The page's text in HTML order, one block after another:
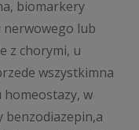
biomarkery
nerwowego lub
z chorymi, u
wszystkimna
homeostazy, w
benzodiazepin,a